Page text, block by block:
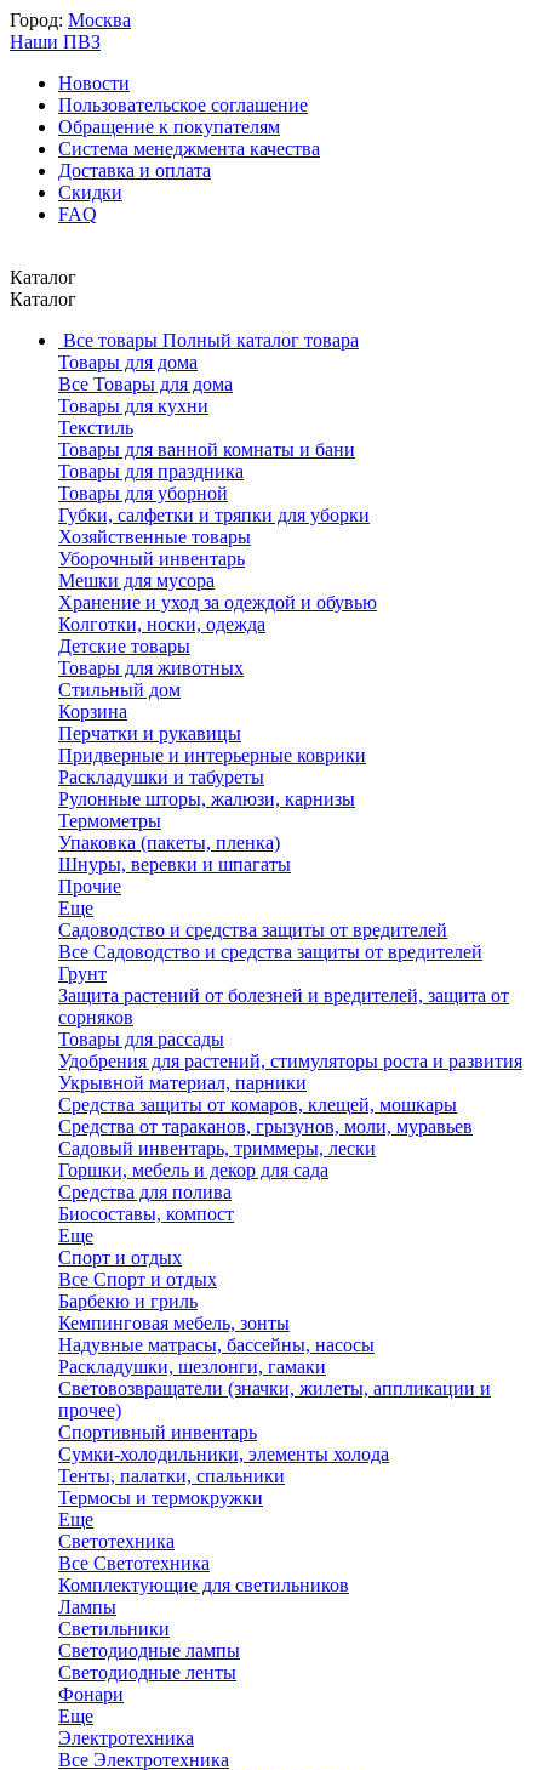
Город: Москва
Наши ПВЗ
Новости
Пользовательское соглашение
Обращение к покупателям
Система менеджмента качества
Доставка и оплата
Скидки
FAQ
Каталог
Каталог
Все товары Полный каталог товара
Товары для дома
Все Товары для дома
Товары для кухни
Текстиль
Товары для ванной комнаты и бани
Товары для праздника
Товары для уборной
Губки, салфетки и тряпки для уборки
Хозяйственные товары
Уборочный инвентарь
Мешки для мусора
Хранение и уход за одеждой и обувью
Колготки, носки, одежда
Детские товары
Товары для животных
Стильный дом
Корзина
Перчатки и рукавицы
Придверные и интерьерные коврики
Раскладушки и табуреты
Рулонные шторы, жалюзи, карнизы
Термометры
Упаковка (пакеты, пленка)
Шнуры, веревки и шпагаты
Прочие
Еще
Садоводство и средства защиты от вредителей
Все Садоводство и средства защиты от вредителей
Грунт
Защита растений от болезней и вредителей, защита от
сорняков
Товары для рассады
Удобрения для растений, стимуляторы роста и развития
Укрывной материал, парники
Средства защиты от комаров, клещей, мошкары
Средства от тараканов, грызунов, моли, муравьев
Садовый инвентарь, триммеры, лески
Горшки, мебель и декор для сада
Средства для полива
Биосоставы, компост
Еще
Спорт и отдых
Все Спорт и отдых
Барбекю и гриль
Кемпинговая мебель, зонты
Надувные матрасы, бассейны, насосы
Раскладушки, шезлонги, гамаки
Световозвращатели (значки, жилеты, аппликации и
прочее)
Спортивный инвентарь
Сумки-холодильники, элементы холода
Тенты, палатки, спальники
Термосы и термокружки
Еще
Светотехника
Все Светотехника
Комплектующие для светильников
Лампы
Светильники
Светодиодные лампы
Светодиодные ленты
Фонари
Еще
Электротехника
Все Электротехника